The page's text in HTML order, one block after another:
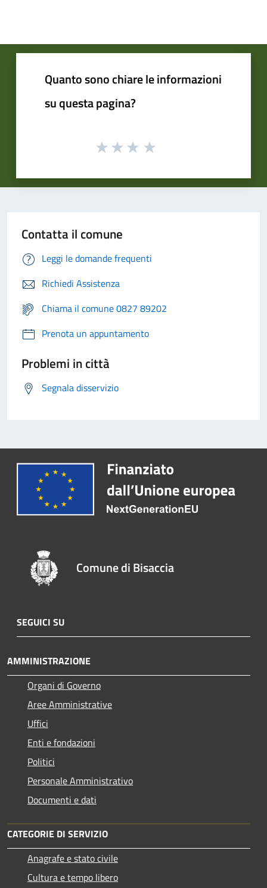
Quanto sono chiare le informazioni
su questa pagina?
Contatta il comune
Leggi le domande frequenti
Richiedi Assistenza
Chiama il comune 0827 89202
Prenota un appuntamento
Problemi in città
Segnala disservizio
Comune di Bisaccia
SEGUICI SU
AMMINISTRAZIONE
Organi di Governo
Aree Amministrative
Uffici
Enti e fondazioni
Politici
Personale Amministrativo
Documenti e dati
CATEGORIE DI SERVIZIO
Anagrafe e stato civile
Cultura e tempo libero